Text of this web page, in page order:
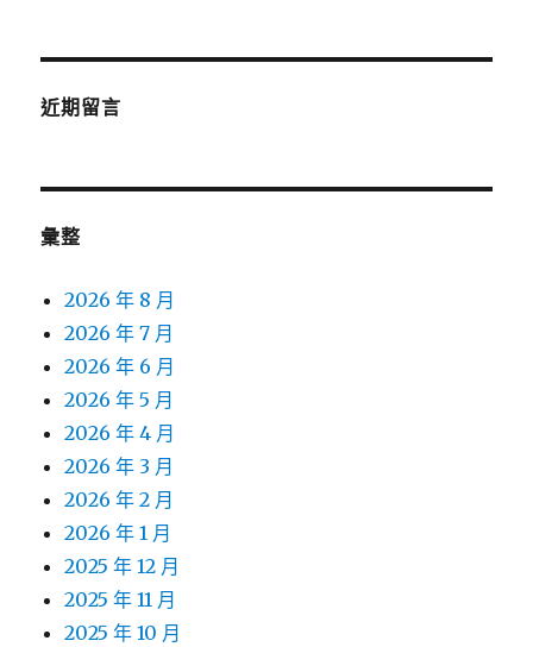
近期留言
彙整
2026 年 8 月
2026 年 7 月
2026 年 6 月
2026 年 5 月
2026 年 4 月
2026 年 3 月
2026 年 2 月
2026 年 1 月
2025 年 12 月
2025 年 11 月
2025 年 10 月